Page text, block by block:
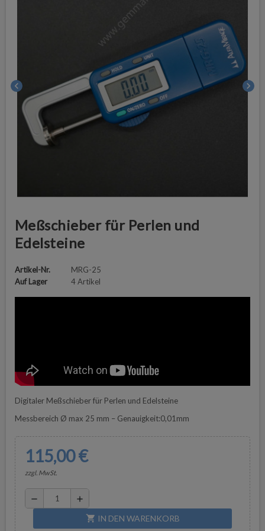
chevron_left chevron_right
Meßschieber für Perlen und
Edelsteine
Artikel-Nr.
MRG-25
Auf Lager
4 Artikel
Digitaler Meßschieber für Perlen und Edelsteine
Messbereich Ø max 25 mm – Genauigkeit:0,01mm
115,00 €
zzgl. MwSt.
remove add
shopping_cart IN DEN WARENKORB